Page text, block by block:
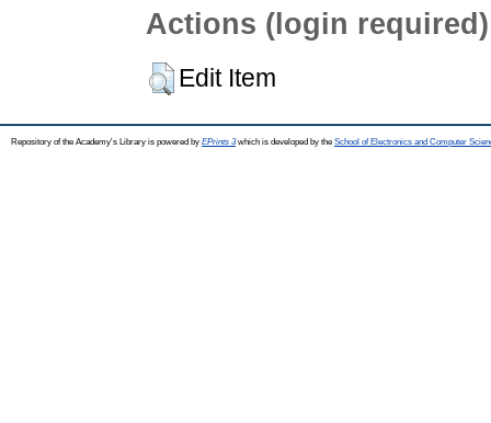
Actions (login required)
Edit Item
Repository of the Academy's Library is powered by EPrints 3which is developed by the School of Electronics and Computer